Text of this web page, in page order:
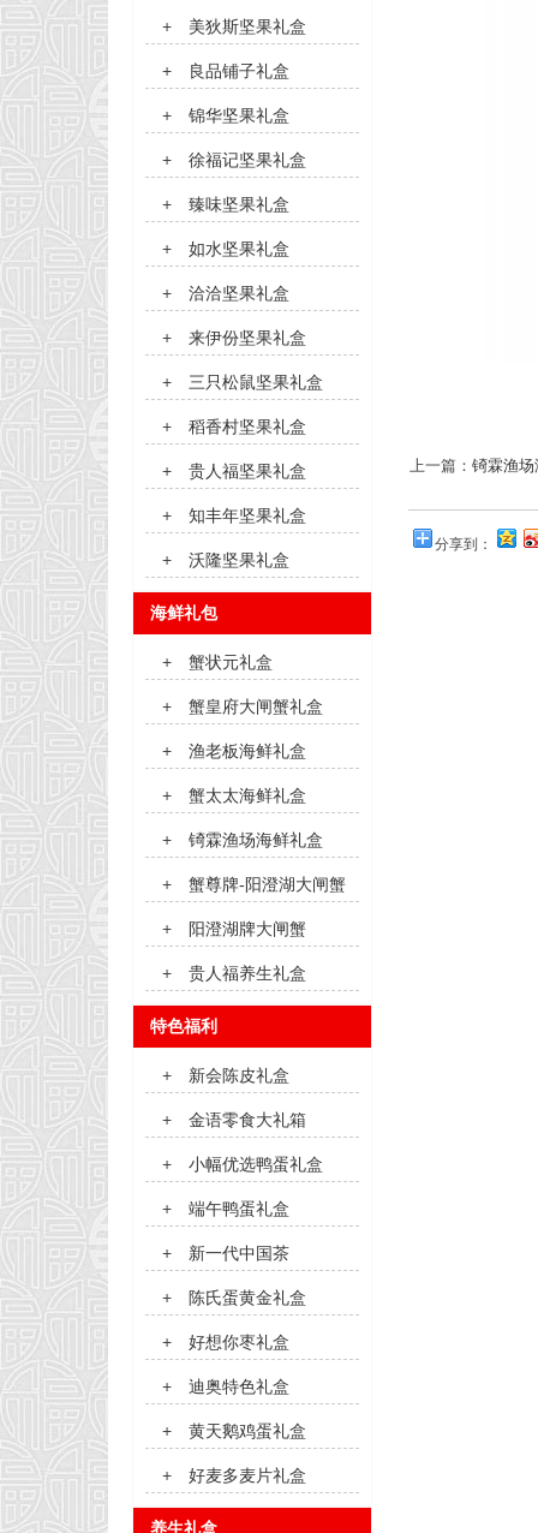
上一篇： 锜霖渔
分享到：
+ 美狄斯坚果礼盒
+ 良品铺子礼盒
+ 锦华坚果礼盒
+ 徐福记坚果礼盒
+ 臻味坚果礼盒
+ 如水坚果礼盒
+ 洽洽坚果礼盒
+ 来伊份坚果礼盒
+ 三只松鼠坚果礼盒
+ 稻香村坚果礼盒
+ 贵人福坚果礼盒
+ 知丰年坚果礼盒
+ 沃隆坚果礼盒
海鲜礼包
+ 蟹状元礼盒
+ 蟹皇府大闸蟹礼盒
+ 渔老板海鲜礼盒
+ 蟹太太海鲜礼盒
+ 锜霖渔场海鲜礼盒
+ 蟹尊牌-阳澄湖大闸蟹
+ 阳澄湖牌大闸蟹
+ 贵人福养生礼盒
特色福利
+ 新会陈皮礼盒
+ 金语零食大礼箱
+ 小幅优选鸭蛋礼盒
+ 端午鸭蛋礼盒
+ 新一代中国茶
+ 陈氏蛋黄金礼盒
+ 好想你枣礼盒
+ 迪奥特色礼盒
+ 黄天鹅鸡蛋礼盒
+ 好麦多麦片礼盒
养生礼盒